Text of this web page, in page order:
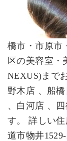
橋市・市原
区の美容室・
NEXUS)まで
野木店 、船
、白河店 、
す。
詳しい
道市物井